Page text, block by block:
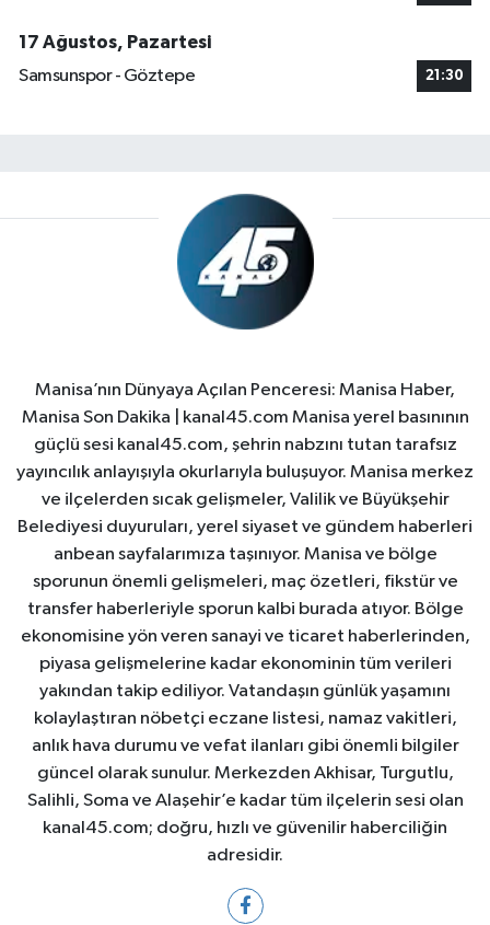
17 Ağustos, Pazartesi
Samsunspor - Göztepe
21:30
Manisa’nın Dünyaya Açılan Penceresi: Manisa Haber,
Manisa Son Dakika | kanal45.com Manisa yerel basınının
güçlü sesi kanal45.com, şehrin nabzını tutan tarafsız
yayıncılık anlayışıyla okurlarıyla buluşuyor. Manisa merkez
ve ilçelerden sıcak gelişmeler, Valilik ve Büyükşehir
Belediyesi duyuruları, yerel siyaset ve gündem haberleri
anbean sayfalarımıza taşınıyor. Manisa ve bölge
sporunun önemli gelişmeleri, maç özetleri, fikstür ve
transfer haberleriyle sporun kalbi burada atıyor. Bölge
ekonomisine yön veren sanayi ve ticaret haberlerinden,
piyasa gelişmelerine kadar ekonominin tüm verileri
yakından takip ediliyor. Vatandaşın günlük yaşamını
kolaylaştıran nöbetçi eczane listesi, namaz vakitleri,
anlık hava durumu ve vefat ilanları gibi önemli bilgiler
güncel olarak sunulur. Merkezden Akhisar, Turgutlu,
Salihli, Soma ve Alaşehir’e kadar tüm ilçelerin sesi olan
kanal45.com; doğru, hızlı ve güvenilir haberciliğin
adresidir.